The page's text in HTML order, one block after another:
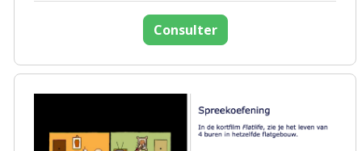
Consulter